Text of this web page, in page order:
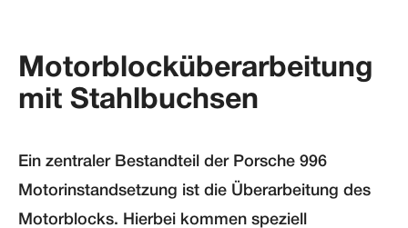
Motorblocküberarbeitung
mit Stahlbuchsen
Ein zentraler Bestandteil der Porsche 996
Motorinstandsetzung ist die Überarbeitung des
Motorblocks. Hierbei kommen speziell